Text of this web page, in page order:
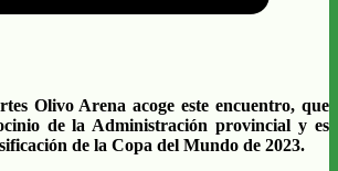
Olivo Arena acoge este encuentro, que
de la Administración provincial y es
de la Copa del Mundo de 2023.